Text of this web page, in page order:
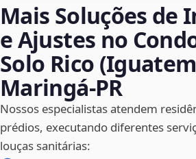
Mais Soluções de
e Ajustes no
Solo Rico
Maringá‑PR
Nossos especialistas atendem
prédios, executando diferentes
louças sanitárias: